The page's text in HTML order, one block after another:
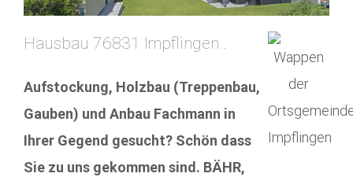
Hausbau 76831 Impflingen .
Aufstockung, Holzbau (Treppenbau,
Gauben) und Anbau Fachmann in
Ihrer Gegend gesucht? Schön dass
Sie zu uns gekommen sind. BÄHR,